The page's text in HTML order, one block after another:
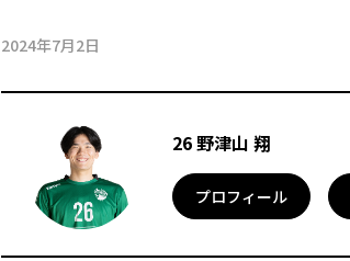
2024年7月2日
26 野津山 翔
プロフィール